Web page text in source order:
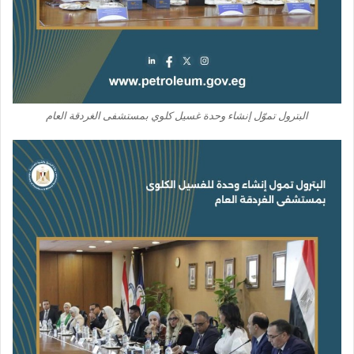
البترول تموّل إنشاء وحدة غسيل كلوي بمستشفى الغردقة العام